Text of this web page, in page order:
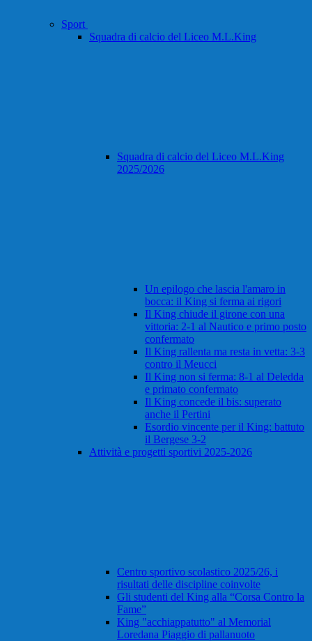
Sport
Squadra di calcio del Liceo M.L.King
Squadra di calcio del Liceo M.L.King
2025/2026
Un epilogo che lascia l'amaro in
bocca: il King si ferma ai rigori
Il King chiude il girone con una
vittoria: 2-1 al Nautico e primo posto
confermato
Il King rallenta ma resta in vetta: 3-3
contro il Meucci
Il King non si ferma: 8-1 al Deledda
e primato confermato
Il King concede il bis: superato
anche il Pertini
Esordio vincente per il King: battuto
il Bergese 3-2
Attività e progetti sportivi 2025-2026
Centro sportivo scolastico 2025/26, i
risultati delle discipline coinvolte
Gli studenti del King alla “Corsa Contro la
Fame”
King "acchiappatutto" al Memorial
Loredana Piaggio di pallanuoto